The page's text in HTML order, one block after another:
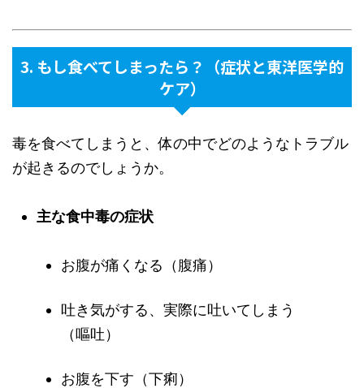
3. もし食べてしまったら？（症状と東洋医学的
ケア）
毒を食べてしまうと、体の中でどのようなトラブル
が起きるのでしょうか。
主な食中毒の症状
お腹が痛くなる（腹痛）
吐き気がする、実際に吐いてしまう
（嘔吐）
お腹を下す（下痢）